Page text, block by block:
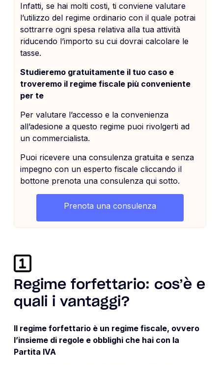
Infatti, se hai molti costi, ti conviene valutare
l’utilizzo del regime ordinario con il quale potrai
sottrarre ogni spesa relativa alla tua attività
riducendo l’importo su cui dovrai calcolare le
tasse.
Studieremo gratuitamente il tuo caso e
troveremo il regime fiscale più conveniente
per te
Per valutare l’accesso e la convenienza
all’adesione a questo regime puoi rivolgerti ad
un commercialista.
Puoi ricevere una consulenza gratuita e senza
impegno con un esperto fiscale cliccando il
bottone prenota una consulenza qui sotto.
Prenota una consulenza
Regime forfettario: cos’è e
quali i vantaggi?
Il regime forfettario è un regime fiscale, ovvero
l’insieme di regole e obblighi che hai con la
Partita IVA